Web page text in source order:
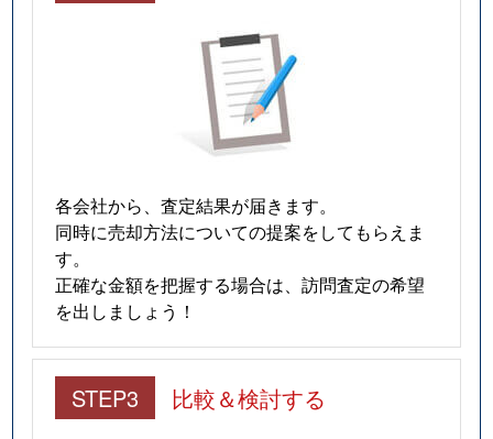
各会社から、査定結果が届きます。
同時に売却方法についての提案をしてもらえま
す。
正確な金額を把握する場合は、訪問査定の希望
を出しましょう！
STEP3 比較＆検討する